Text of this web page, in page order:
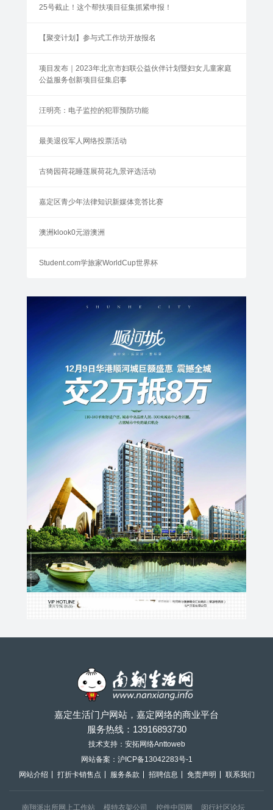
25号截止！这个帮扶项目征集抓紧申报！
【聚变计划】参与式工作坊开放报名
项目发布｜2023年北京市妇联公益伙伴计划暨妇女儿童家庭
公益服务创新项目征集启事
汪明亮：电子监控的犯罪预防功能
最美退役军人网络投票活动
古猗园荷花睡莲展荷花九景评选活动
嘉定区青少年法律知识新媒体竞答比赛
澳洲klook0元游澳洲
Student.com学旅家WorldCup世界杯
嘉定生活门户网站，嘉定网络的商业平台
服务热线： 13916893730
技术支持：安拓网络Anttoweb
网站备案： 沪ICP备13042283号-1
网站介绍
打折卡销售点 服务条款 招聘信息 免责声明 联系我们
南翔派出所网上工作站 模特衣架公司 控件中国网 闵行社区论坛